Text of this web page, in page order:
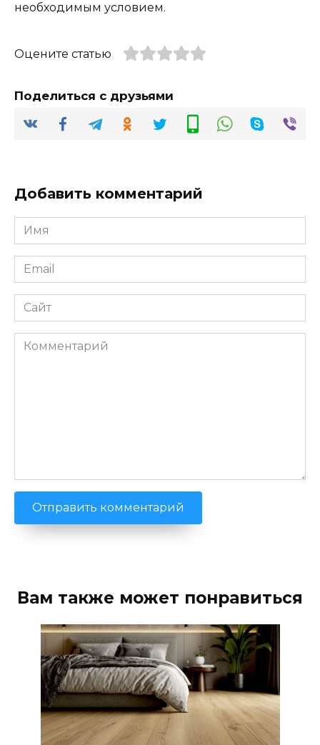
необходимым условием.
Оцените статью
Поделиться с друзьями
Добавить комментарий
Имя
*
Email
*
Сайт
Комментарий
Вам также может понравиться